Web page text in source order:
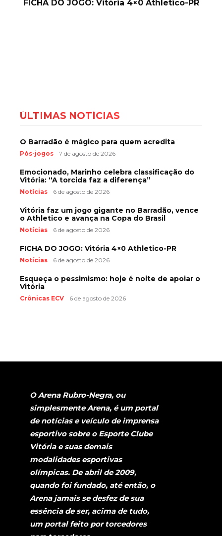
FICHA DO JOGO: Vitória 4×0 Athletico-PR
ÚLTIMAS NOTÍCIAS
O Barradão é mágico para quem acredita
Pós-jogos 7 de agosto de 2026
Emocionado, Marinho celebra classificação do
Vitória: “A torcida faz a diferença”
Notícias 6 de agosto de 2026
Vitória faz um jogo gigante no Barradão, vence
o Athletico e avança na Copa do Brasil
Notícias 6 de agosto de 2026
FICHA DO JOGO: Vitória 4×0 Athletico-PR
Notícias 6 de agosto de 2026
Esqueça o pessimismo: hoje é noite de apoiar o
Vitória
Crônicas ECV 6 de agosto de 2026
O Arena Rubro-Negra, ou
simplesmente Arena, é um portal
de notícias e veículo de imprensa
esportivo sobre o Esporte Clube
Vitória e suas demais
modalidades esportivas
olímpicas. De abril de 2009,
quando foi fundado, até então, o
Arena jamais se desfez de sua
essência de ser, acima de tudo,
um portal feito por torcedores